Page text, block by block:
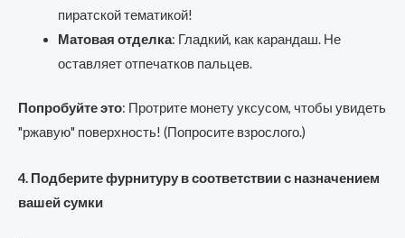
пиратской тематикой!
Матовая отделка: Гладкий, как карандаш. Не
оставляет отпечатков пальцев.
Попробуйте это: Протрите монету уксусом, чтобы увидеть
"ржавую" поверхность! (Попросите взрослого.)
4. Подберите фурнитуру в соответствии с назначением
вашей сумки